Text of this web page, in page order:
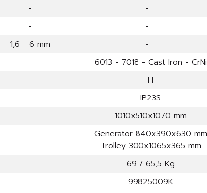
- -
- -
1,6 ÷ 6 mm -
6013 - 7018 - Cast Iron - CrNi
H
IP23S
1010x510x1070 mm
Generator 840x390x630 mm
Trolley 300x1065x365 mm
69 / 65,5 Kg
99825009K